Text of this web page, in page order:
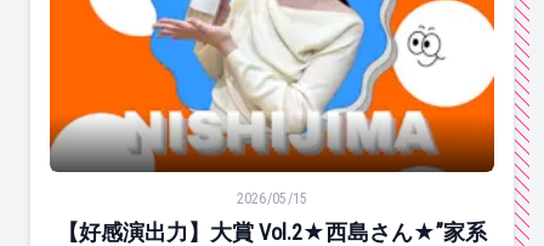
【好感演出力】大賞 Vol.2★西島さん★”家系の褒め”とは
2026/05/15
【好感演出力】大賞 Vol.2★西島さん★”家系